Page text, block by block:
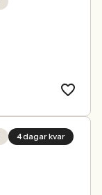
4 dagar kvar